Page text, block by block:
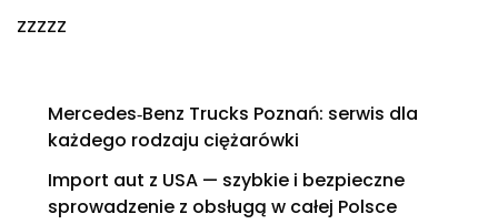
zzzzz
Mercedes‑Benz Trucks Poznań: serwis dla
każdego rodzaju ciężarówki
Import aut z USA — szybkie i bezpieczne
sprowadzenie z obsługą w całej Polsce